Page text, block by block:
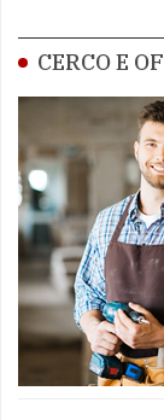
CERCO E